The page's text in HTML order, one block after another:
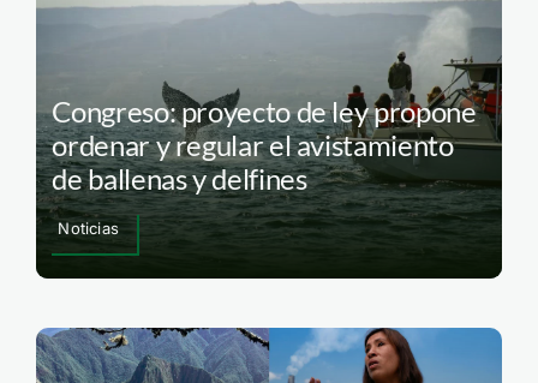
Congreso: proyecto de ley propone
ordenar y regular el avistamiento
de ballenas y delfines
Noticias